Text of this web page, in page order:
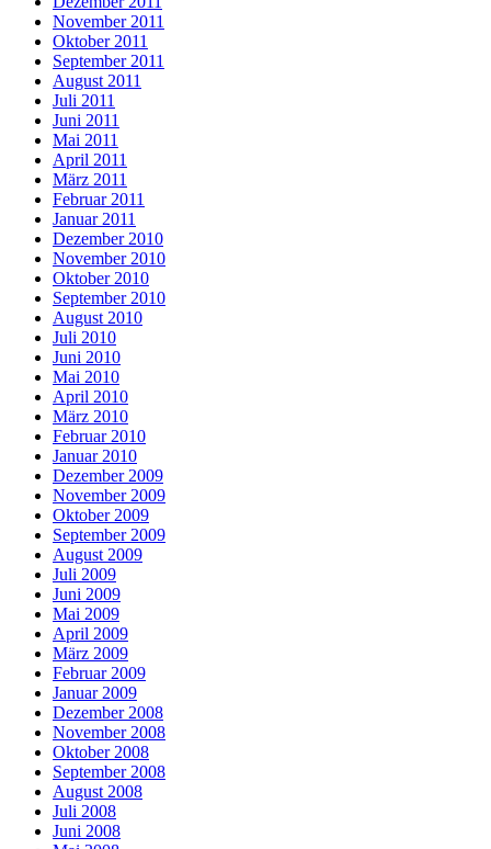
November 2011
Oktober 2011
September 2011
August 2011
Juli 2011
Juni 2011
Mai 2011
April 2011
März 2011
Februar 2011
Januar 2011
Dezember 2010
November 2010
Oktober 2010
September 2010
August 2010
Juli 2010
Juni 2010
Mai 2010
April 2010
März 2010
Februar 2010
Januar 2010
Dezember 2009
November 2009
Oktober 2009
September 2009
August 2009
Juli 2009
Juni 2009
Mai 2009
April 2009
März 2009
Februar 2009
Januar 2009
Dezember 2008
November 2008
Oktober 2008
September 2008
August 2008
Juli 2008
Juni 2008